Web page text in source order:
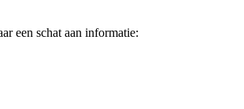
een schat aan informatie: